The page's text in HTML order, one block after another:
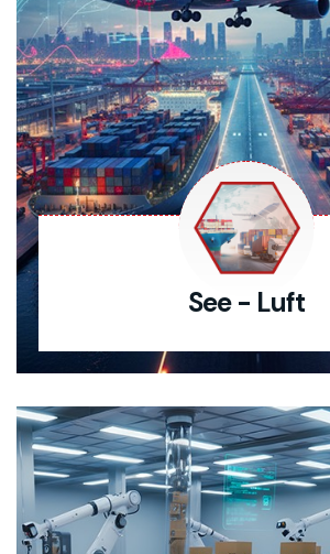
See - Luft